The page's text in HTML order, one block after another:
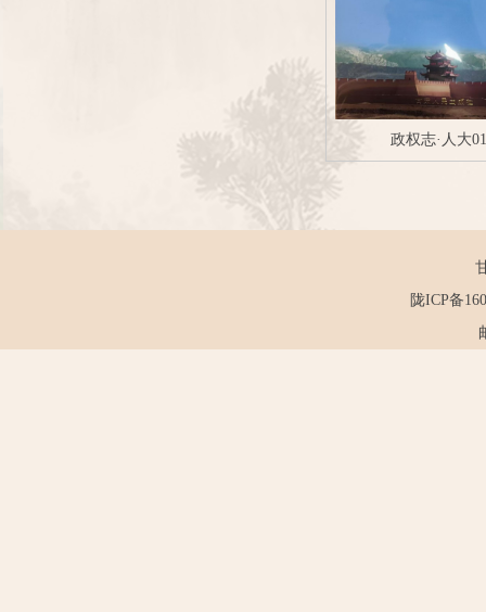
政权志·人大01
陇ICP备